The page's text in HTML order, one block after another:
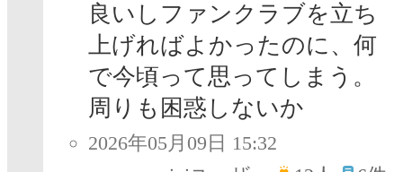
良いしファンクラブを立ち
上げればよかったのに、何
で今頃って思ってしまう。
周りも困惑しないか
2026年05月09日 15:32